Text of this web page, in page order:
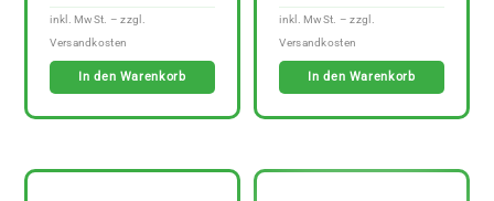
In den Warenkorb In den Warenkorb